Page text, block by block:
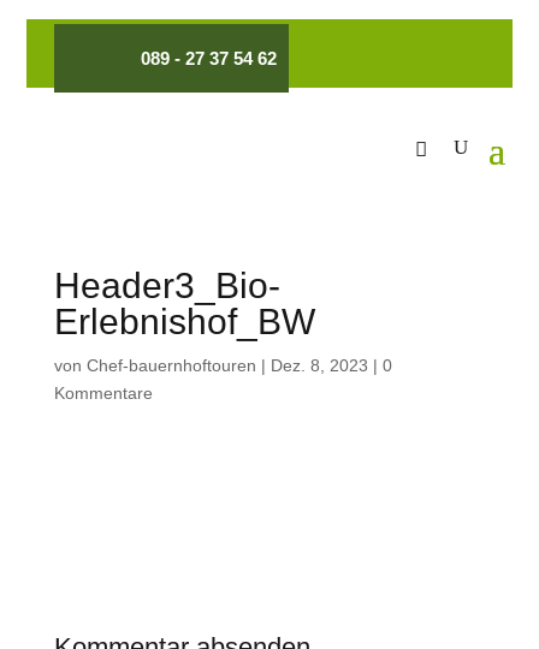
089 - 27 37 54 62
Header3_Bio-
Erlebnishof_BW
von Chef-bauernhoftouren | Dez. 8, 2023 | 0
Kommentare